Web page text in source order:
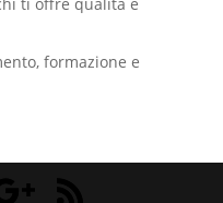
formazione e